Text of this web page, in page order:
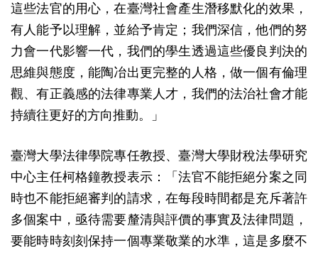
這些法官的用心，在臺灣社會產生潛移默化的效果，
有人能予以理解，並給予肯定；我們深信，他們的努
力會一代影響一代，我們的學生透過這些優良判決的
思維與態度，能陶冶出更完整的人格，做一個有倫理
觀、有正義感的法律專業人才，我們的法治社會才能
持續往更好的方向推動。」
臺灣大學法律學院專任教授、臺灣大學財稅法學研究
中心主任柯格鐘教授表示：「法官不能拒絕分案之同
時也不能拒絕審判的請求，在每段時間都是充斥著許
多個案中，亟待需要釐清與評價的事實及法律問題，
要能時時刻刻保持一個專業敬業的水準，這是多麼不